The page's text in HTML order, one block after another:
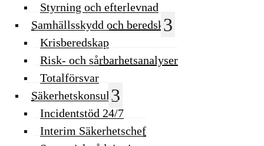
Styrning och efterlevnad
Samhällsskydd och beredskap
Krisberedskap
Risk- och sårbarhetsanalyser
Totalförsvar
Säkerhetskonsulter
Incidentstöd 24/7
Interim Säkerhetschef